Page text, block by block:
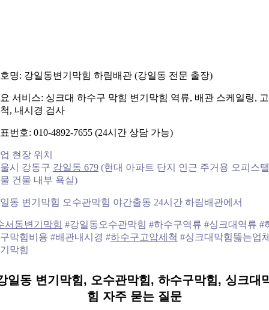
명: 강일동변기막힘 하림배관 (강일동 전문 출장)
서비스: 싱크대 하수구 막힘 변기막힘 역류, 배관 스케일링,
, 내시경 검사
번호: 010-4892-7655 (24시간 상담 가능)
현장 위치
시 강동구 강일동 679(현대 아파트 단지 인근 주거용 오피스텔
건물 내부 욕실)
동 변기막힘 오수관막힘 야간출동 24시간 하림배관에서
서동변기막힘 #강일동오수관막힘 #하수구역류 #싱크대역류 #
막힘비용 #배관내시경 #하수구고압세척 #싱크대막힘뚫는업
막힘
일동 변기막힘, 오수관막힘, 하수구막힘, 싱크대
힘 자주 묻는 질문